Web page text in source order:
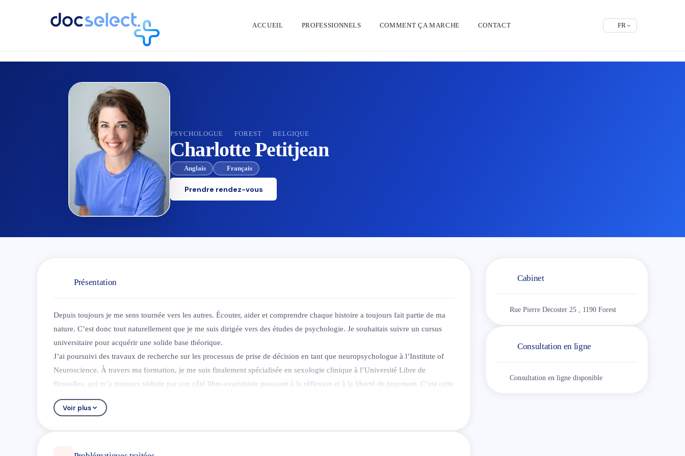
ACCUEIL PROFESSIONNELS COMMENT ÇA MARCHE CONTACT FR
PSYCHOLOGUE · FOREST · BELGIQUE
Charlotte Petitjean
Anglais Français
Prendre rendez-vous
Présentation
Depuis toujours je me sens tournée vers les autres. Écouter, aider et comprendre chaque histoire a toujours fait partie de ma
nature. C’est donc tout naturellement que je me suis dirigée vers des études de psychologie. Je souhaitais suivre un cursus
universitaire pour acquérir une solide base théorique.
J’ai poursuivi des travaux de recherche sur les processus de prise de décision en tant que neuropsychologue à l’Institute of
Neuroscience. À travers ma formation, je me suis finalement spécialisée en sexologie clinique à l’Université Libre de
Bruxelles, qui m’a toujours séduite par son côté libre-exaministe poussant à la réflexion et à la liberté de jugement. C’est cette
ouverture d’esprit qui a toujours guidé mon parcours !
En thérapie, ma pratique humaniste s'attarde à l'unicité de chaque personne, dans son histoire, ses émotions, ses valeurs et ses
m’adapter aux besoins spécifiques de chaque personne.
Voir plus
Cabinet
Rue Pierre Decoster 25 , 1190 Forest
Consultation en ligne
Consultation en ligne disponible